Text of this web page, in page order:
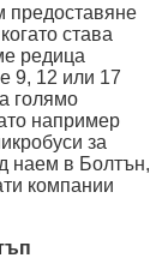
предоставяне
става
редица
9, 12 или 17
голямо
например
за
наем в Болтън,
компании